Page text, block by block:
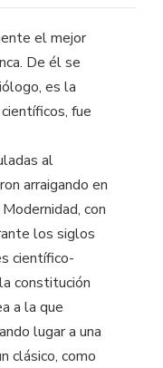
el mejor
De él se
es la
fue
al
arraigando en
con
los siglos
científico-
constitución
a la que
lugar a una
clásico, como